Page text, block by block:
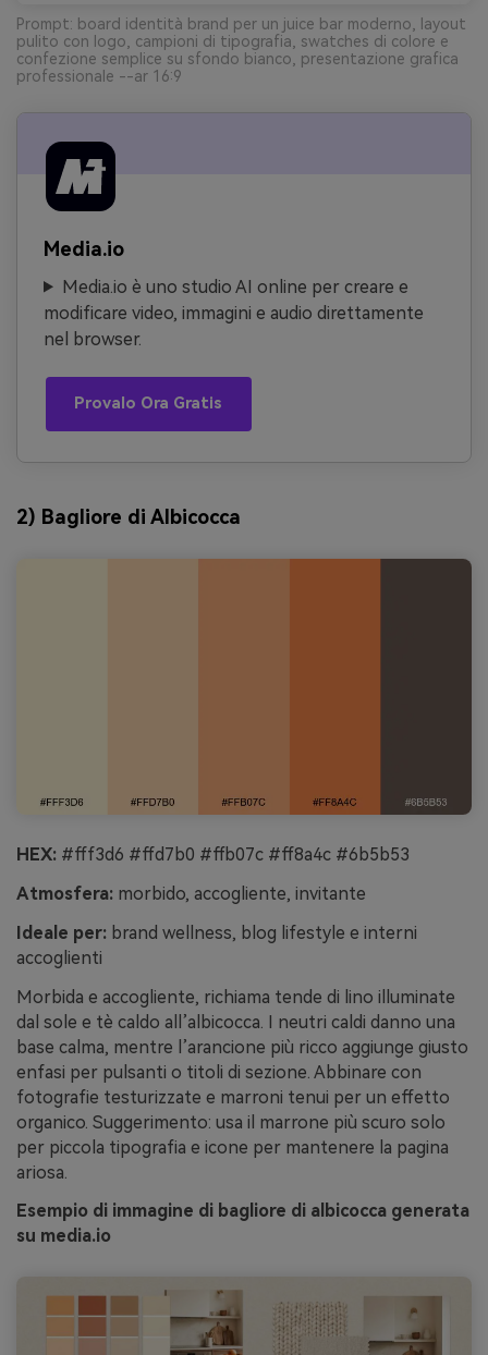
Prompt: board identità brand per un juice bar moderno, layout
pulito con logo, campioni di tipografia, swatches di colore e
confezione semplice su sfondo bianco, presentazione grafica
professionale --ar 16:9
Media.io
Media.io è uno studio AI online per creare e
modificare video, immagini e audio direttamente
nel browser.
Provalo Ora Gratis
2) Bagliore di Albicocca
HEX: #fff3d6 #ffd7b0 #ffb07c #ff8a4c #6b5b53
Atmosfera: morbido, accogliente, invitante
Ideale per: brand wellness, blog lifestyle e interni
accoglienti
Morbida e accogliente, richiama tende di lino illuminate
dal sole e tè caldo all’albicocca. I neutri caldi danno una
base calma, mentre l’arancione più ricco aggiunge giusto
enfasi per pulsanti o titoli di sezione. Abbinare con
fotografie testurizzate e marroni tenui per un effetto
organico. Suggerimento: usa il marrone più scuro solo
per piccola tipografia e icone per mantenere la pagina
ariosa.
Esempio di immagine di bagliore di albicocca generata
su media.io